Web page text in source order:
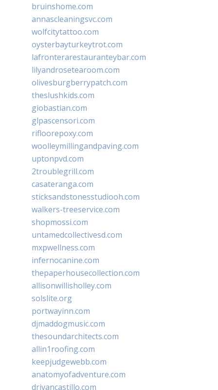
bruinshome.com
annascleaningsvc.com
wolfcitytattoo.com
oysterbayturkeytrot.com
lafronterarestauranteybar.com
lilyandrosetearoom.com
olivesburgberrypatch.com
theslushkids.com
giobastian.com
glpascensori.com
rifloorepoxy.com
woolleymillingandpaving.com
uptonpvd.com
2troublegrill.com
casateranga.com
sticksandstonesstudiooh.com
walkers-treeservice.com
shopmossi.com
untamedcollectivesd.com
mxpwellness.com
infernocanine.com
thepaperhousecollection.com
allisonwillisholley.com
solslite.org
portwayinn.com
djmaddogmusic.com
thesoundarchitects.com
allin1roofing.com
keepjudgewebb.com
anatomyofadventure.com
drivancastillo.com